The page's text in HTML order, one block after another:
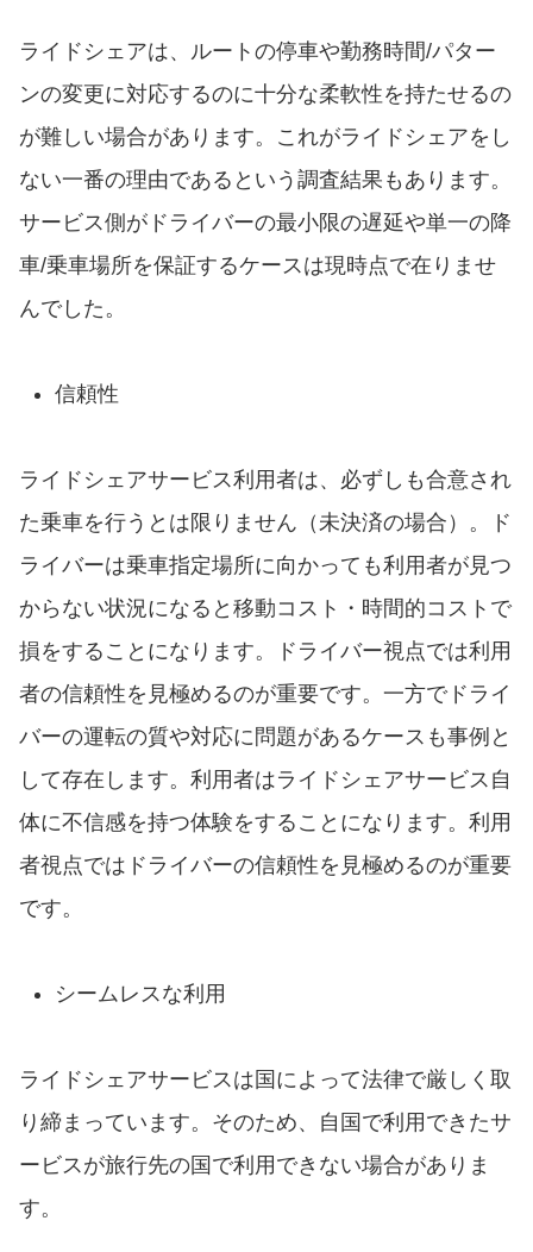
ライドシェアは、ルートの停車や勤務時間/パター
ンの変更に対応するのに十分な柔軟性を持たせるの
が難しい場合があります。これがライドシェアをし
ない一番の理由であるという調査結果もあります。
サービス側がドライバーの最小限の遅延や単一の降
車/乗車場所を保証するケースは現時点で在りませ
んでした。
信頼性
ライドシェアサービス利用者は、必ずしも合意され
た乗車を行うとは限りません（未決済の場合）。ド
ライバーは乗車指定場所に向かっても利用者が見つ
からない状況になると移動コスト・時間的コストで
損をすることになります。ドライバー視点では利用
者の信頼性を見極めるのが重要です。一方でドライ
バーの運転の質や対応に問題があるケースも事例と
して存在します。利用者はライドシェアサービス自
体に不信感を持つ体験をすることになります。利用
者視点ではドライバーの信頼性を見極めるのが重要
です。
シームレスな利用
ライドシェアサービスは国によって法律で厳しく取
り締まっています。そのため、自国で利用できたサ
ービスが旅行先の国で利用できない場合がありま
す。